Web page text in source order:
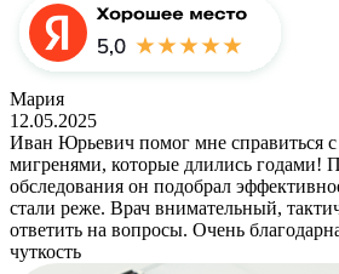
Мария
12.05.2025
Иван Юрьевич помог мне справиться
мигренями, которые длились годами!
обследования он подобрал
стали реже. Врач внимательный,
ответить на вопросы. Очень
чуткость